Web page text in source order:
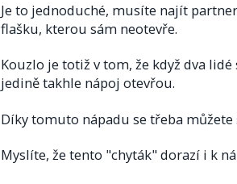
Je to jednoduché, musíte najít
flašku, kterou sám neotevře.
Kouzlo je totiž v tom, že když dva
jedině takhle nápoj otevřou.
Díky tomuto nápadu se třeba
Myslíte, že tento "chyták" dorazí i k